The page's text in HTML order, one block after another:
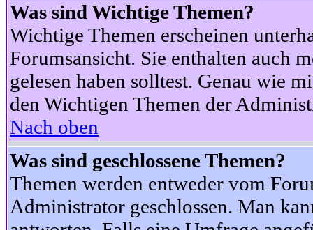
Was sind Wichtige Themen?
Wichtige Themen erscheinen
Forumsansicht. Sie enthalten auch
gelesen haben solltest. Genau wie
den Wichtigen Themen der
Nach oben
Was sind geschlossene Themen?
Themen werden entweder vom
Administrator geschlossen. Man